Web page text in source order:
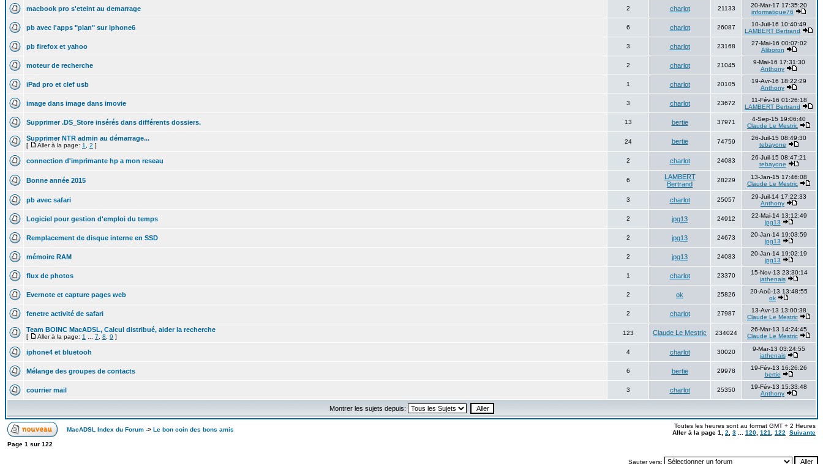
macbook pro s'eteint au demarrage 2 charlot 21133
20-Mar-17 17:35:20
informatique76
pb avec l'apps "plan" sur iphone6 6 charlot 26087
10-Juil-16 10:40:49
LAMBERT Bertrand
pb firefox et yahoo 3 charlot 23168
27-Mai-16 00:07:02
Aliboron
moteur de recherche 2 charlot 21045
9-Mai-16 17:31:30
Anthony
iPad pro et clef usb 1 charlot 20105
19-Avr-16 18:22:29
Anthony
image dans image dans imovie 3 charlot 23672
11-Fév-16 01:26:18
LAMBERT Bertrand
Supprimer .DS_Store insérés dans différents dossiers. 13 bertie 37971
4-Sep-15 19:06:40
Claude Le Mestric
Supprimer NTR admin au démarrage...
[ Aller à la page: 1 2 ]
24 bertie 74759
26-Juil-15 08:49:30
tebayone
connection d'imprimante hp a mon reseau 2 charlot 24083
26-Juil-15 08:47:21
tebayone
Bonne année 2015 6
LAMBERT
Bertrand
28229
13-Jan-15 17:46:08
Claude Le Mestric
pb avec safari 3 charlot 25057
29-Juil-14 17:22:33
Anthony
Logiciel pour gestion d'emploi du temps 2 jpg13 24912
22-Mai-14 13:12:49
jpg13
Remplacement de disque interne en SSD 2 jpg13 24673
20-Jan-14 19:03:59
jpg13
mémoire RAM 2 jpg13 24083
20-Jan-14 19:02:19
jpg13
flux de photos 1 charlot 23370
15-Nov-13 23:30:14
jathenais
Evernote et capture pages web 2 ok 25826
20-Aoû-13 13:48:55
ok
fenetre activité de safari 2 charlot 27987
13-Avr-13 13:00:38
Claude Le Mestric
Team BOINC MacADSL, Calcul distribué, aider la recherche
[ Aller à la page: 1 7 8 9 ]
123 Claude Le Mestric 234024
26-Mar-13 14:24:45
Claude Le Mestric
iphone4 et bluetooh 4 charlot 30020
9-Mar-13 03:24:55
jathenais
Mélange des groupes de contacts 6 bertie 29978
19-Fév-13 16:26:26
bertie
courrier mail 3 charlot 25350
19-Fév-13 15:33:48
Anthony
Montrer les sujets depuis:
MacADSL Index du Forum -> Le bon coin des bons amis
Toutes les heures sont au format GMT + 2 Heures
Aller à la page 1 2 3 120 121 122
Suivante
Page 1 sur 122
Sauter vers: